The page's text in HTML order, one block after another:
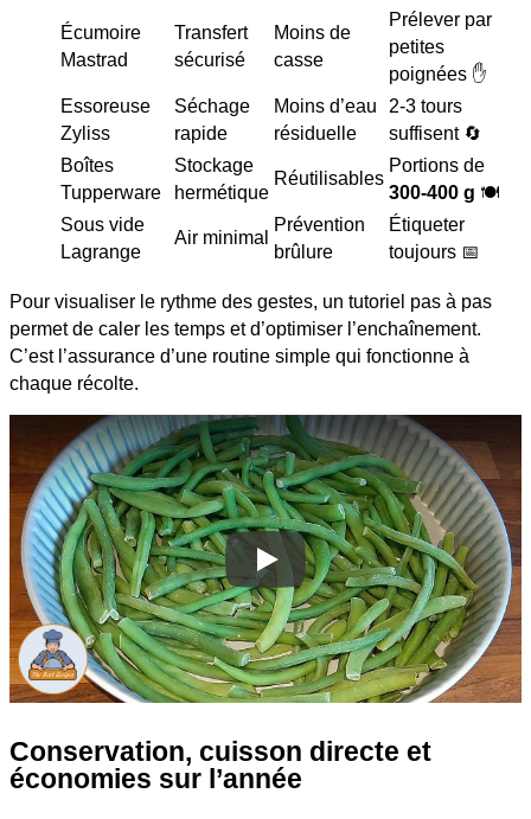
Écumoire
Mastrad
Transfert
sécurisé
Moins de
casse
Prélever par
petites
poignées ✋
Essoreuse
Zyliss
Séchage
rapide
Moins d’eau
résiduelle
2-3 tours
suffisent 🔄
Boîtes
Tupperware
Stockage
hermétique
Réutilisables
Portions de
300-400 g 🍽️
Sous vide
Lagrange
Air minimal
Prévention
brûlure
Étiqueter
toujours 📅
Pour visualiser le rythme des gestes, un tutoriel pas à pas
permet de caler les temps et d’optimiser l’enchaînement.
C’est l’assurance d’une routine simple qui fonctionne à
chaque récolte.
Conservation, cuisson directe et
économies sur l’année